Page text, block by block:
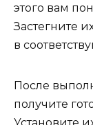
этого вам
Застегните
в
После
получите